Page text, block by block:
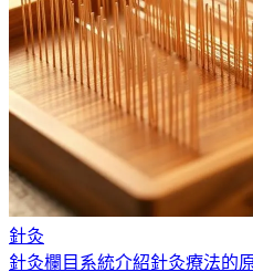
針灸
針灸欄目系統介紹針灸療法的